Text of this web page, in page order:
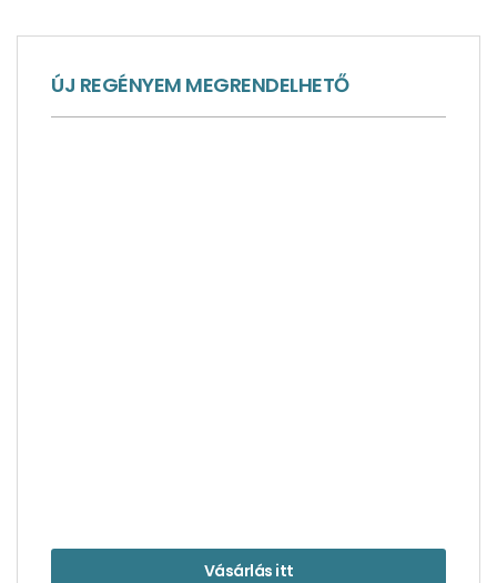
ÚJ REGÉNYEM MEGRENDELHETŐ
Vásárlás itt